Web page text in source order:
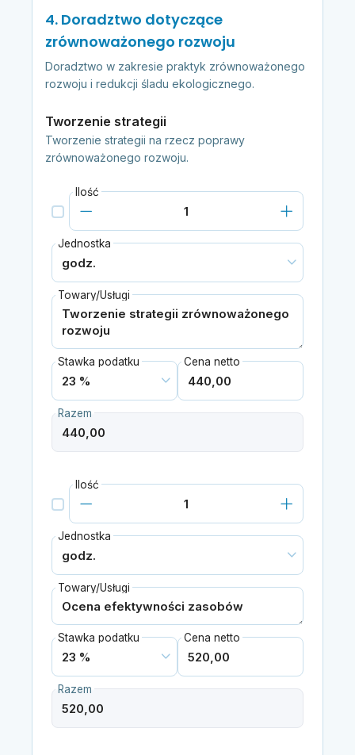
4. Doradztwo dotyczące
zrównoważonego rozwoju
Doradztwo w zakresie praktyk zrównoważonego
rozwoju i redukcji śladu ekologicznego.
Tworzenie strategii
Tworzenie strategii na rzecz poprawy
zrównoważonego rozwoju.
Ilość
Jednostka
Towary/Usługi
Stawka podatku Cena netto
Razem
Ilość
Jednostka
Towary/Usługi
Stawka podatku Cena netto
Razem